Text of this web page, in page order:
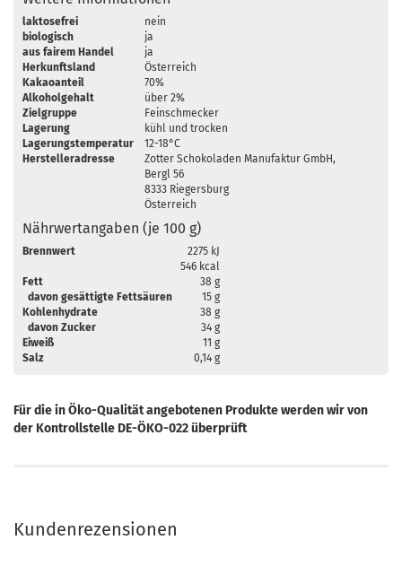
laktosefrei
nein
biologisch
ja
aus fairem Handel
ja
Herkunftsland
Österreich
Kakaoanteil
70%
Alkoholgehalt
über 2%
Zielgruppe
Feinschmecker
Lagerung
kühl und trocken
Lagerungstemperatur 12-18°C
Herstelleradresse
Zotter Schokoladen Manufaktur GmbH,
Bergl 56
8333 Riegersburg
Österreich
Nährwertangaben (je 100 g)
Brennwert
2275 kJ
546 kcal
Fett
38 g
davon gesättigte Fettsäuren
15 g
Kohlenhydrate
38 g
davon Zucker
34 g
Eiweiß
11 g
Salz
0,14 g
Für die in Öko-Qualität angebotenen Produkte werden wir von
der Kontrollstelle DE-ÖKO-022 überprüft
Kundenrezensionen